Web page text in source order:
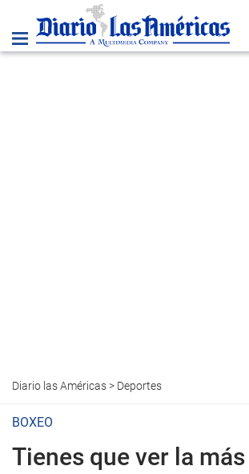
Diario las Américas> Deportes
BOXEO
Tienes que ver la